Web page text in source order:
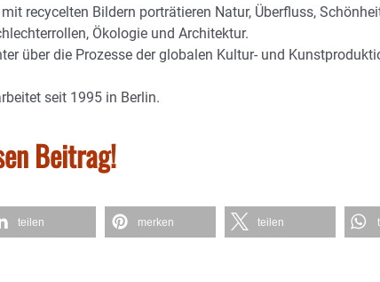
recycelten Bildern porträtieren Natur, Überfluss,
Ökologie und Architektur.
über die Prozesse der globalen Kultur- und
seit 1995 in Berlin.
Beitrag!
teilen merken teilen